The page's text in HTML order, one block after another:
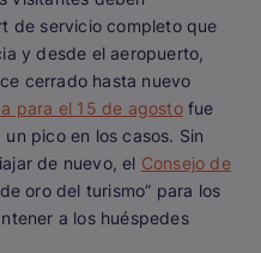
de servicio completo que
y desde el aeropuerto,
cerrado hasta nuevo
para el 15 de agostofue
pico en los casos. Sin
de nuevo, el Consejo de
oro del turismo” para los
a los huéspedes